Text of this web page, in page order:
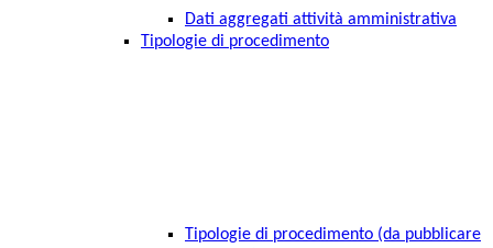
Dati aggregati attività amministrativa
Tipologie di procedimento
Tipologie di procedimento (da pubblicare